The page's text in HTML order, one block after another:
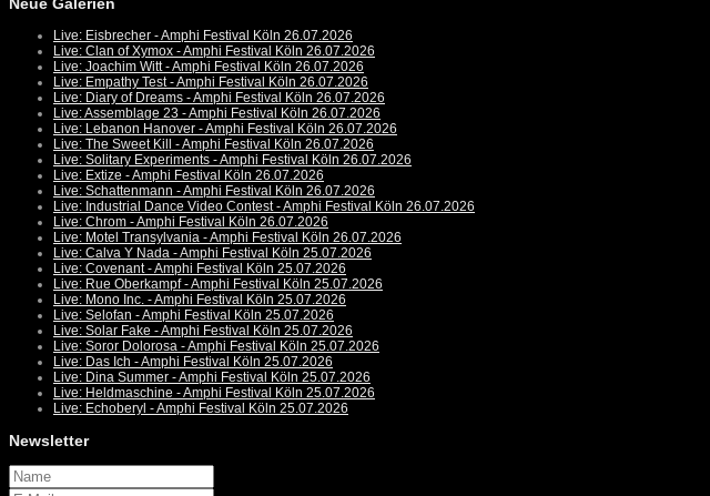
Live: Eisbrecher - Amphi Festival Köln 26.07.2026
Live: Clan of Xymox - Amphi Festival Köln 26.07.2026
Live: Joachim Witt - Amphi Festival Köln 26.07.2026
Live: Empathy Test - Amphi Festival Köln 26.07.2026
Live: Diary of Dreams - Amphi Festival Köln 26.07.2026
Live: Assemblage 23 - Amphi Festival Köln 26.07.2026
Live: Lebanon Hanover - Amphi Festival Köln 26.07.2026
Live: The Sweet Kill - Amphi Festival Köln 26.07.2026
Live: Solitary Experiments - Amphi Festival Köln 26.07.2026
Live: Extize - Amphi Festival Köln 26.07.2026
Live: Schattenmann - Amphi Festival Köln 26.07.2026
Live: Industrial Dance Video Contest - Amphi Festival Köln 26.07.2026
Live: Chrom - Amphi Festival Köln 26.07.2026
Live: Motel Transylvania - Amphi Festival Köln 26.07.2026
Live: Calva Y Nada - Amphi Festival Köln 25.07.2026
Live: Covenant - Amphi Festival Köln 25.07.2026
Live: Rue Oberkampf - Amphi Festival Köln 25.07.2026
Live: Mono Inc. - Amphi Festival Köln 25.07.2026
Live: Selofan - Amphi Festival Köln 25.07.2026
Live: Solar Fake - Amphi Festival Köln 25.07.2026
Live: Soror Dolorosa - Amphi Festival Köln 25.07.2026
Live: Das Ich - Amphi Festival Köln 25.07.2026
Live: Dina Summer - Amphi Festival Köln 25.07.2026
Live: Heldmaschine - Amphi Festival Köln 25.07.2026
Live: Echoberyl - Amphi Festival Köln 25.07.2026
Newsletter